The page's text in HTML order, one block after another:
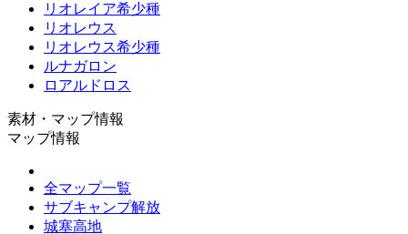
リオレイア希少種
リオレウス
リオレウス希少種
ルナガロン
ロアルドロス
素材・マップ情報
マップ情報
全マップ一覧
サブキャンプ解放
城塞高地